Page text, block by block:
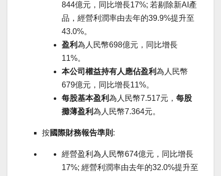
844億元，同比增長17%; 若剔除新AI產
品，經營利潤率由去年的39.9%提升至
43.0%。
盈利為人民幣698億元，同比增長
11%。
本公司權益持有人應佔盈利為人民幣
679億元，同比增長11%。
每股基本盈利為人民幣7.517元， 每股
攤薄盈利為人民幣7.364元。
按國際財務報告準則 :
經營盈利為人民幣674億元，同比增長
17%; 經營利潤率由去年的32.0%提升至